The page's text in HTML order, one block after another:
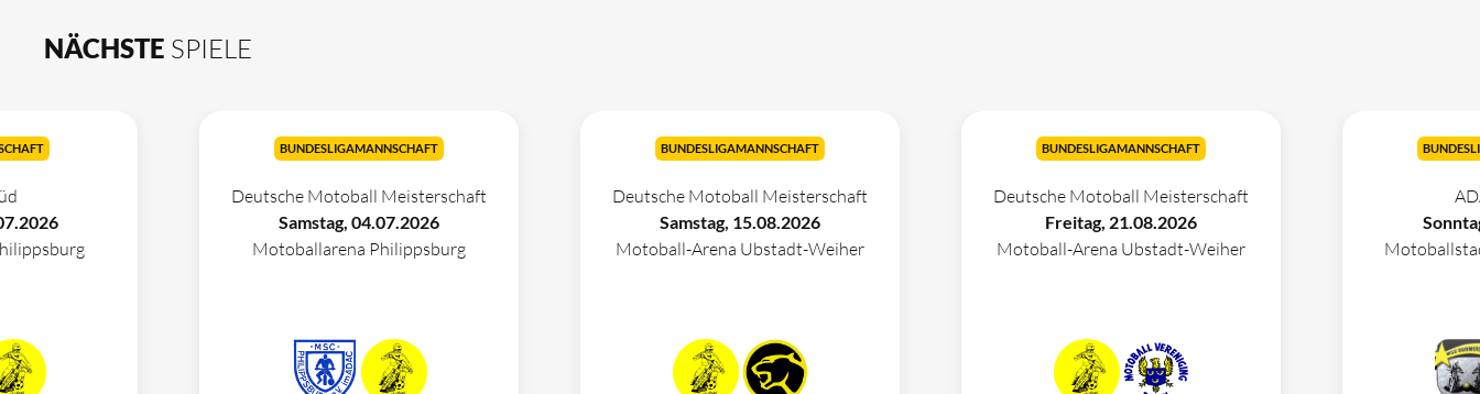
NÄCHSTE SPIELE
BUNDESLIGAMANNSCHAFT
Deutsche Motoball Meisterschaft
Samstag, 04.07.2026
Motoballarena Philippsburg
BUNDESLIGAMANNSCHAFT
Deutsche Motoball Meisterschaft
Samstag, 15.08.2026
Motoball-Arena Ubstadt-Weiher
BUNDESLIGAMANNSCHAFT
Deutsche Motoball Meisterschaft
Freitag, 21.08.2026
Motoball-Arena Ubstadt-Weiher